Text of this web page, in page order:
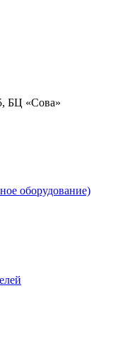
БЦ «Сова»
оборудование)